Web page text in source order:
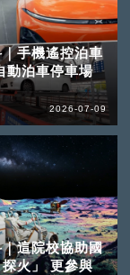
手機遙控泊車
動泊車停車場
2026-07-09
這院校協助國
火」 更參與